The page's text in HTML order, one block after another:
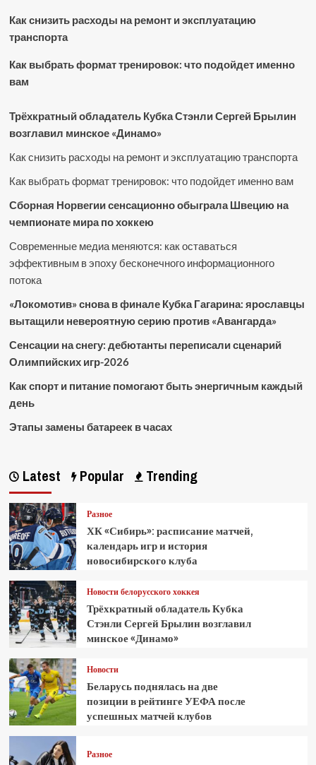
Как снизить расходы на ремонт и эксплуатацию
транспорта
Как выбрать формат тренировок: что подойдет именно
вам
Трёхкратный обладатель Кубка Стэнли Сергей Брылин
возглавил минское «Динамо»
Как снизить расходы на ремонт и эксплуатацию транспорта
Как выбрать формат тренировок: что подойдет именно вам
Сборная Норвегии сенсационно обыграла Швецию на
чемпионате мира по хоккею
Современные медиа меняются: как оставаться
эффективным в эпоху бесконечного информационного
потока
«Локомотив» снова в финале Кубка Гагарина: ярославцы
вытащили невероятную серию против «Авангарда»
Сенсации на снегу: дебютанты переписали сценарий
Олимпийских игр-2026
Как спорт и питание помогают быть энергичным каждый
день
Этапы замены батареек в часах
Latest Popular Trending
Разное
ХК «Сибирь»: расписание матчей,
календарь игр и история
новосибирского клуба
Новости белорусского хоккея
Трёхкратный обладатель Кубка
Стэнли Сергей Брылин возглавил
минское «Динамо»
Новости
Беларусь поднялась на две
позиции в рейтинге УЕФА после
успешных матчей клубов
Разное